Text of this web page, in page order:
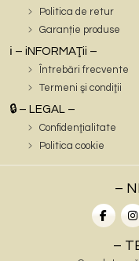
Politica de retur
Garanție produse
ℹ️ – iNFORMAŢii –
Întrebări frecvente
Termeni şi condiţii
🔒 – LEGAL –
Confidenţialitate
Politica cookie
–
–